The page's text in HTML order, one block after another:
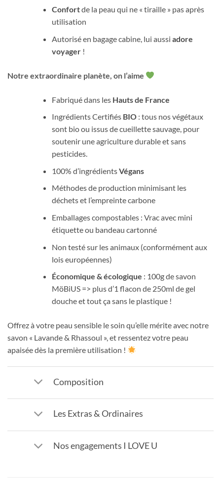
Confortde la peau qui ne « tiraille » pas après
utilisation
Autorisé en bagage cabine, lui aussi adore
voyager!
Notre extraordinaire planète, on l’aime
Fabriqué dans les Hauts de France
Ingrédients Certifiés BIO: tous nos végétaux
sont bio ou issus de cueillette sauvage, pour
soutenir une agriculture durable et sans
pesticides.
100% d’ingrédientsVégans
Méthodes de production minimisant les
déchets et l’empreinte carbone
Emballages compostables : Vrac avec mini
étiquette ou bandeau cartonné
Non testé sur les animaux (conformément aux
lois européennes)
Économique & écologique : 100g de savon
MöBiUS => plus d’1 flacon de 250ml de gel
douche et tout ça sans le plastique !
Offrez à votre peau sensible le soin qu’elle mérite avec notre
savon « Lavande & Rhassoul », et ressentez votre peau
apaisée dès la première utilisation !
Composition
Les Extras & Ordinaires
Nos engagements I LOVE U